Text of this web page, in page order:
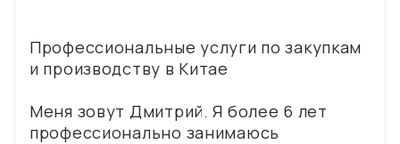
Профессиональные услуги по закупкам
и производству в Китае
Меня зовут Дмитрий. Я более 6 лет
профессионально занимаюсь